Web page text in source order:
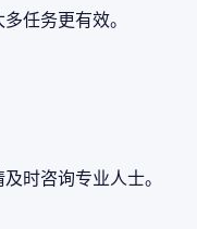
任务更有效。
时咨询专业人士。